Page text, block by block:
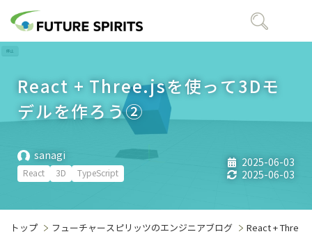
React + Three.jsを使って3Dモ
デルを作ろう②
sanagi
React 3D TypeScript
2025-06-03
2025-06-03
トップ フューチャースピリッツのエンジニアブログ
React + Thre